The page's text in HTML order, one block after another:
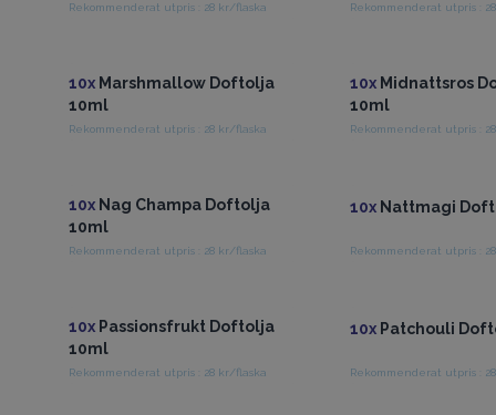
Rekommenderat utpris : 28 kr/flaska Rekommenderat utpris :
10x Marshmallow Doftolja
10ml
Rekommenderat utpris : 28 kr/flaska
10xMidnattsros
10ml
Rekommenderat utpris :
10x Nag Champa Doftolja
10ml
Rekommenderat utpris : 28 kr/flaska
10xNattmagi
Rekommenderat utpris :
10x Passionsfrukt Doftolja
10ml
Rekommenderat utpris : 28 kr/flaska
10xPatchouli
Rekommenderat utpris :